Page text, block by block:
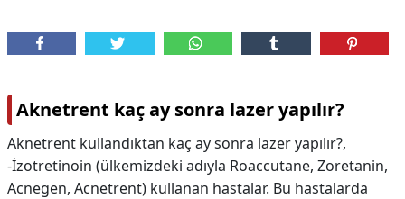
Aknetrent kaç ay sonra lazer yapılır?
Aknetrent kullandıktan kaç ay sonra lazer yapılır?,
-İzotretinoin (ülkemizdeki adıyla Roaccutane, Zoretanin,
Acnegen, Acnetrent) kullanan hastalar. Bu hastalarda